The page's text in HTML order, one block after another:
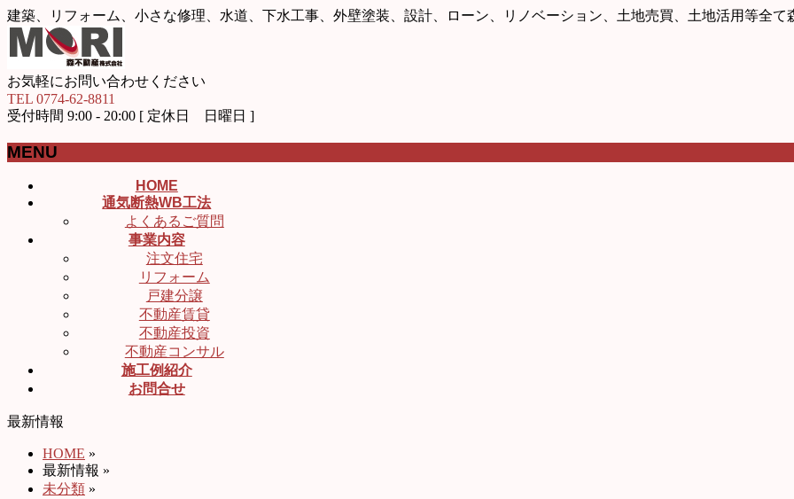
建築、リフォーム、小さな修理、水道、下水工事、外壁塗装、設計、ローン、リノベーション、土地売買、土地活用等全て
お気軽にお問い合わせください
TEL 0774-62-8811
受付時間 9:00 - 20:00 [ 定休日 日曜日 ]
MENU
HOME
通気断熱WB工法
よくあるご質問
事業内容
注文住宅
リフォーム
戸建分譲
不動産賃貸
不動産投資
不動産コンサル
施工例紹介
お問合せ
最新情報
HOME »
最新情報 »
未分類 »